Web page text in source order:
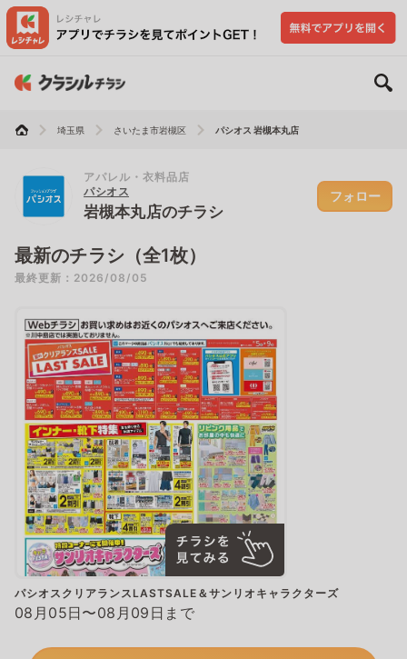
埼玉県 さいたま市岩槻区 パシオス 岩槻本丸店
アパレル・衣料品店
パシオス
岩槻本丸店のチラシ
フォロー
最新のチラシ（全1枚）
最終更新：2026/08/05
パシオスクリアランスLASTSALE＆サンリオキャラクターズ
08月05日〜08月09日まで